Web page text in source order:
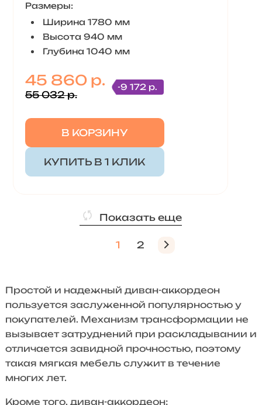
Размеры:
Ширина 1780 мм
Высота 940 мм
Глубина 1040 мм
45 860 р.
55 032 р.
-9 172 р.
В КОРЗИНУ
КУПИТЬ В 1 КЛИК
Показать еще
1 2
Простой и надежный диван-аккордеон
пользуется заслуженной популярностью у
покупателей. Механизм трансформации не
вызывает затруднений при раскладывании и
отличается завидной прочностью, поэтому
такая мягкая мебель служит в течение
многих лет.
Кроме того, диван-аккордеон: